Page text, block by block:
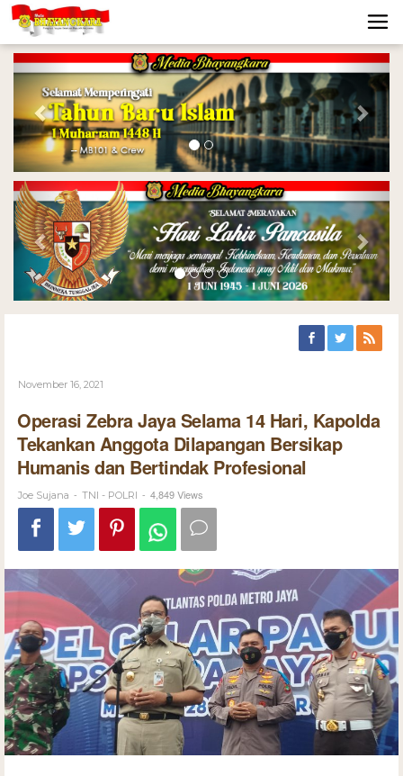
Previous Next
Previous Next
November 16, 2021
Operasi Zebra Jaya Selama 14 Hari, Kapolda
Tekankan Anggota Dilapangan Bersikap
Humanis dan Bertindak Profesional
Joe Sujana - TNI - POLRI - 4,849 Views